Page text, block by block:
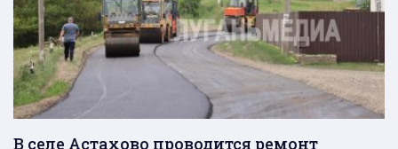
В селе Астахово проводится ремонт